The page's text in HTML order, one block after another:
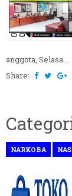
anggota, Selasa...
Share:
NARKOBA